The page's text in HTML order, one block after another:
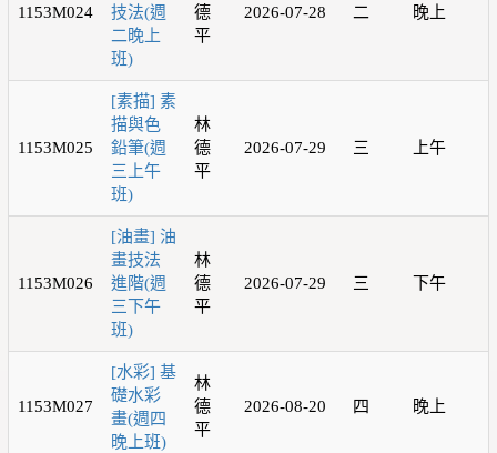
1153M024
技法(週
二晚上
班)
德
平
2026-07-28 二 晚上
1153M025
[素描] 素
描與色
鉛筆(週
三上午
班)
林
德
平
2026-07-29 三 上午
1153M026
[油畫] 油
畫技法
進階(週
三下午
班)
林
德
平
2026-07-29 三 下午
1153M027
[水彩] 基
礎水彩
畫(週四
晚上班)
林
德
平
2026-08-20 四 晚上